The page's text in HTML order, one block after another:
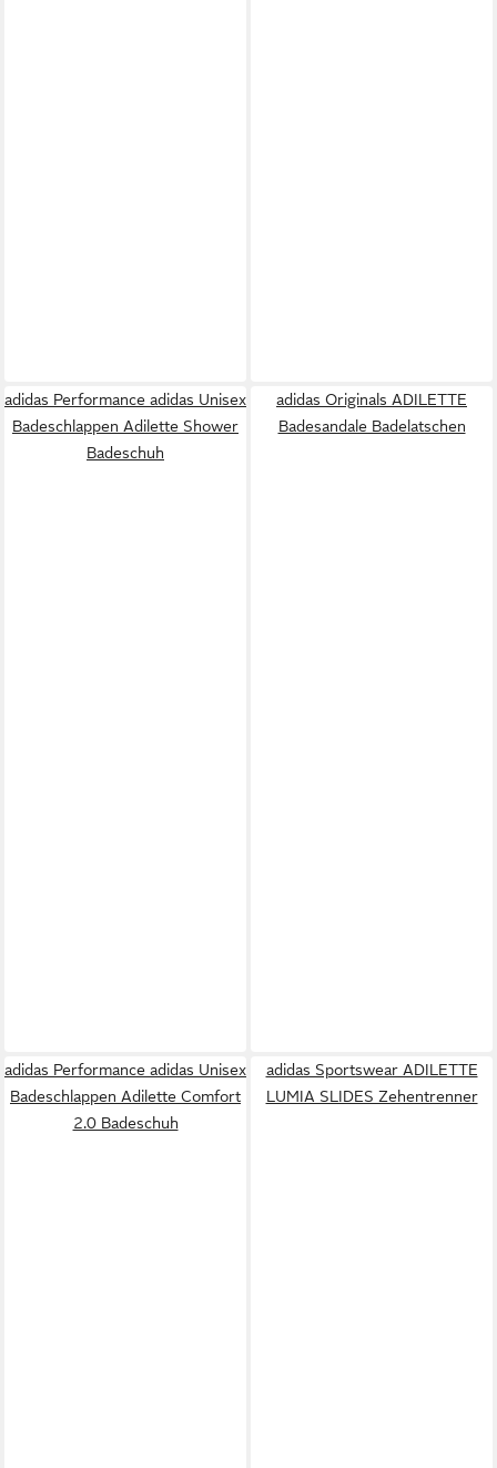
adidas Performance adidas Unisex
Badeschlappen Adilette Shower
Badeschuh
adidas Originals ADILETTE
Badesandale Badelatschen
adidas Performance adidas Unisex
Badeschlappen Adilette Comfort
2.0 Badeschuh
adidas Sportswear ADILETTE
LUMIA SLIDES Zehentrenner